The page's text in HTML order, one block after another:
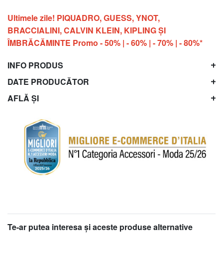
Ultimele zile! PIQUADRO, GUESS, YNOT,
BRACCIALINI, CALVIN KLEIN, KIPLING ŞI
ÎMBRĂCĂMINTE Promo - 50% | - 60% | - 70% | - 80%*
INFO PRODUS
DATE PRODUCĂTOR
AFLĂ ȘI
Te-ar putea interesa şi aceste produse alternative